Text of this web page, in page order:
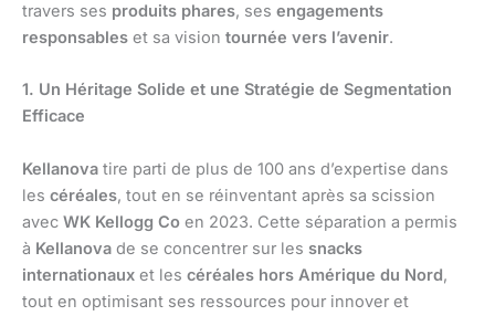
travers ses produits phares, ses engagements
responsables et sa vision tournée vers l’avenir.
1. Un Héritage Solide et une Stratégie de Segmentation
Efficace
Kellanova tire parti de plus de 100 ans d’expertise dans
les céréales, tout en se réinventant après sa scission
avec WK Kellogg Co en 2023. Cette séparation a permis
à Kellanova de se concentrer sur les snacks
internationaux et les céréales hors Amérique du Nord,
tout en optimisant ses ressources pour innover et